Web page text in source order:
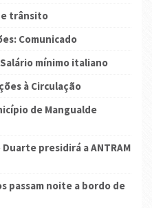
trânsito
Comunicado
mínimo italiano
à Circulação
de Mangualde
presidirá a ANTRAM
passam noite a bordo de